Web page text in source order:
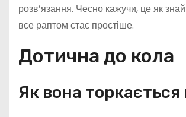
розв’язання. Чесно кажучи, це як
все раптом стає простіше.
Дотична до кола
Як вона торкається